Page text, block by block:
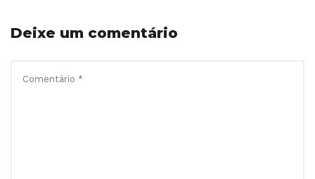
Deixe um comentário